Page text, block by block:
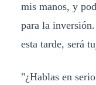
mis manos, y
para la
esta tarde, será
"¿Hablas en